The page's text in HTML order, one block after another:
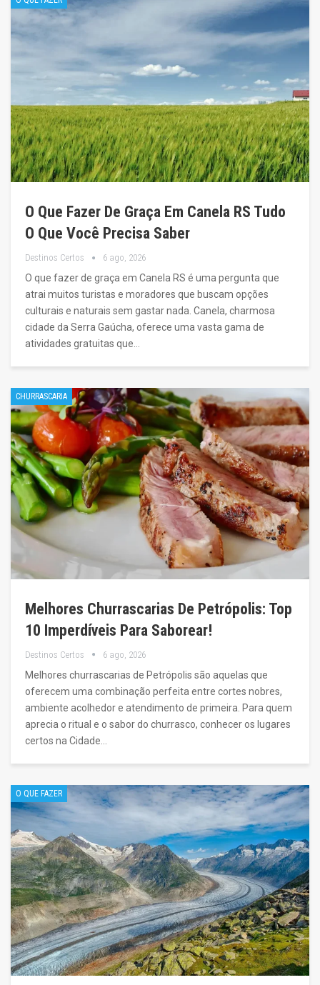
O Que Fazer De Graça Em Canela RS Tudo
O Que Você Precisa Saber
Destinos Certos 6 ago, 2026
O que fazer de graça em Canela RS é uma pergunta que
atrai muitos turistas e moradores que buscam opções
culturais e naturais sem gastar nada. Canela, charmosa
cidade da Serra Gaúcha, oferece uma vasta gama de
atividades gratuitas que…
CHURRASCARIA
Melhores Churrascarias De Petrópolis: Top
10 Imperdíveis Para Saborear!
Destinos Certos 6 ago, 2026
Melhores churrascarias de Petrópolis são aquelas que
oferecem uma combinação perfeita entre cortes nobres,
ambiente acolhedor e atendimento de primeira. Para quem
aprecia o ritual e o sabor do churrasco, conhecer os lugares
certos na Cidade…
O QUE FAZER